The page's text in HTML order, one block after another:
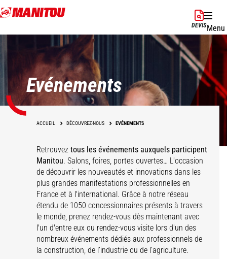
Aller
au
DEVISMenu
Evénements
ACCUEIL DÉCOUVREZ-NOUS EVÉNEMENTS
Retrouveztous les événements auxquels participent
Manitou. Salons, foires, portes ouvertes… L'occasion
de découvrir les nouveautés et innovations dans les
plus grandes manifestations professionnelles en
France et à l'international. Grâce à notre réseau
étendu de 1050 concessionnaires présents à travers
le monde, prenez rendez-vous dès maintenant avec
l'un d'entre eux ou rendez-vous visite lors d'un des
nombreux événements dédiés aux professionnels de
la construction, de l’industrie ou de l’agriculture.